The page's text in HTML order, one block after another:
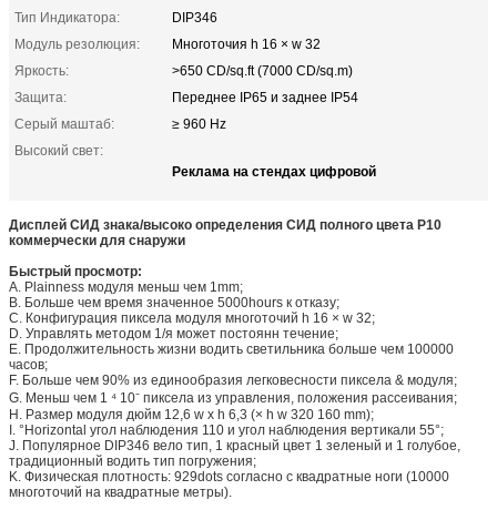
Тип Индикатора:
DIP346
Модуль резолюция:
Многоточия h 16 × w 32
Яркость:
>650 CD/sq.ft (7000 CD/sq.m)
Защита:
Переднее IP65 и заднее IP54
Серый маштаб:
≥ 960 Hz
Высокий свет:
Реклама на стендах цифровой
Дисплей СИД знака/высоко определения СИД полного цвета P10
коммерчески для снаружи
Быстрый просмотр:
A. Plainness модуля меньш чем 1mm;
B. Больше чем время значенное 5000hours к отказу;
C. Конфигурация пиксела модуля многоточий h 16 × w 32;
D. Управлять методом 1/я может постоянн течение;
E. Продолжительность жизни водить светильника больше чем 100000
часов;
F. Больше чем 90% из единообразия легковесности пиксела & модуля;
G. Меньш чем 1 ⁴ 10⁻ пиксела из управления, положения рассеивания;
H. Размер модуля дюйм 12,6 w x h 6,3 (× h w 320 160 mm);
I. °Horizontal угол наблюдения 110 и угол наблюдения вертикали 55°;
J. Популярное DIP346 вело тип, 1 красный цвет 1 зеленый и 1 голубое,
традиционный водить тип погружения;
K. Физическая плотность: 929dots согласно с квадратные ноги (10000
многоточий на квадратные метры).